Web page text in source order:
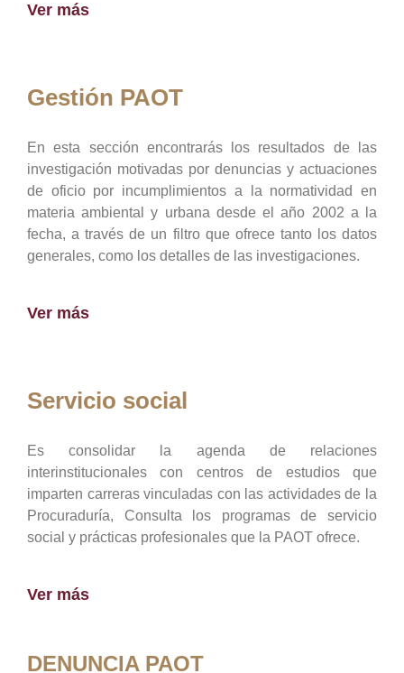
Ver más
Gestión PAOT
En esta sección encontrarás los resultados de las
investigación motivadas por denuncias y actuaciones
de oficio por incumplimientos a la normatividad en
materia ambiental y urbana desde el año 2002 a la
fecha, a través de un filtro que ofrece tanto los datos
generales, como los detalles de las investigaciones.
Ver más
Servicio social
Es consolidar la agenda de relaciones
interinstitucionales con centros de estudios que
imparten carreras vinculadas con las actividades de la
Procuraduría, Consulta los programas de servicio
social y prácticas profesionales que la PAOT ofrece.
Ver más
DENUNCIA PAOT